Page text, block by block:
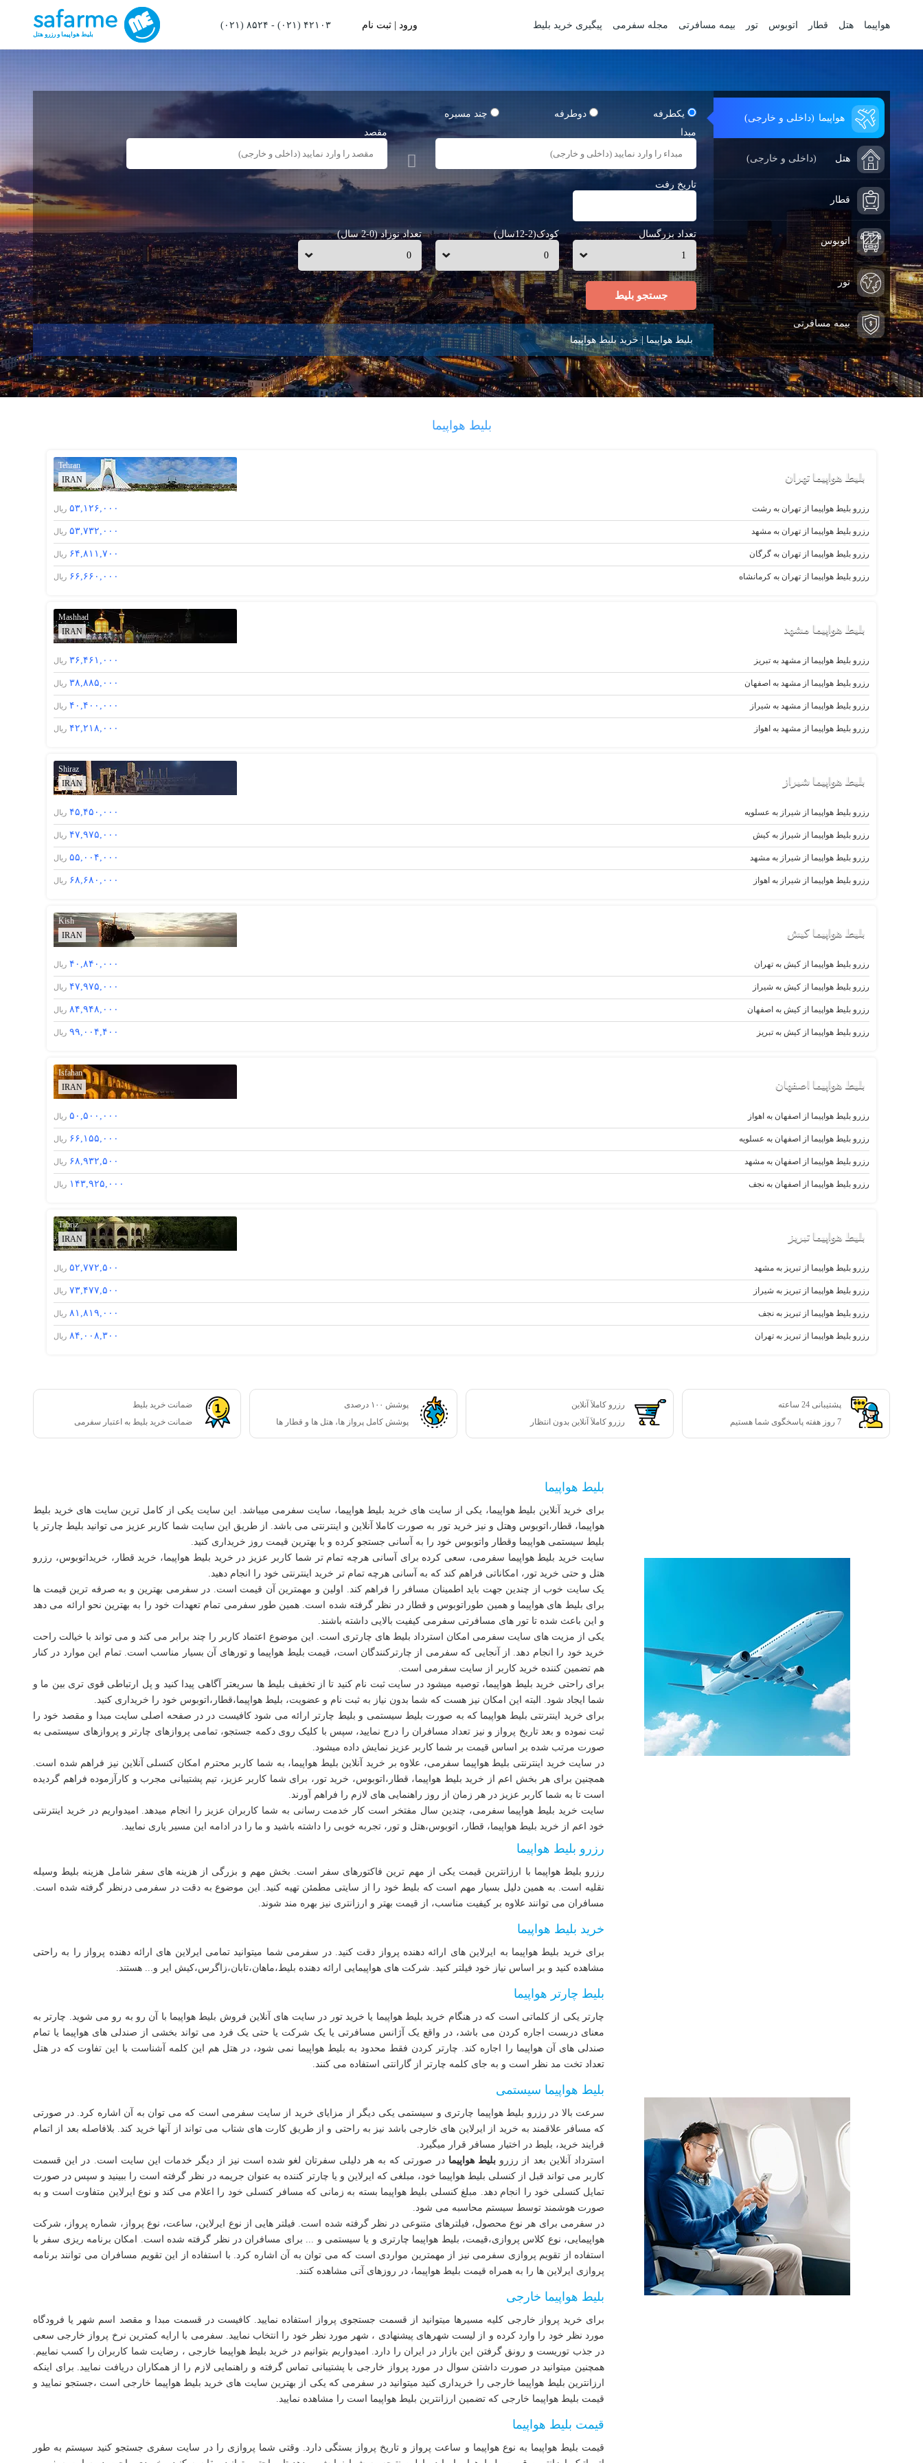
هواپیما هتل قطار اتوبوس تور بیمه مسافرتی مجله سفرمی پیگیری خرید بلیط ورود | ثبت نام (۰۲۱) ۴٢١٠٣ - (۰۲۱) ۸۵۲۴
بلیط هواپیما و رزرو هتل
هواپیما (داخلی و خارجی)
هتل (داخلی و خارجی)
قطار
اتوبوس
تور
بیمه مسافرتی
یکطرفه دوطرفه
چند مسیره
مبدا
مقصد
تاریخ رفت
تعداد بزرگسال کودک(2-12سال) تعداد نوزاد (0-2 سال)
جستجو بلیط
بلیط هواپیما | خرید بلیط هواپیما
بلیط هواپیما
بلیط‌ هواپیما تهران
Tehran
IRAN
رزرو بلیط هواپیما از تهران به رشت ۵۳,۱۲۶,۰۰۰ ریال
رزرو بلیط هواپیما از تهران به مشهد ۵۳,۷۳۲,۰۰۰ ریال
رزرو بلیط هواپیما از تهران به گرگان ۶۴,۸۱۱,۷۰۰ ریال
رزرو بلیط هواپیما از تهران به کرمانشاه ۶۶,۶۶۰,۰۰۰ ریال
بلیط‌ هواپیما مشهد
Mashhad
IRAN
رزرو بلیط هواپیما از مشهد به تبریز ۳۶,۴۶۱,۰۰۰ ریال
رزرو بلیط هواپیما از مشهد به اصفهان ۳۸,۸۸۵,۰۰۰ ریال
رزرو بلیط هواپیما از مشهد به شیراز ۴۰,۴۰۰,۰۰۰ ریال
رزرو بلیط هواپیما از مشهد به اهواز ۴۲,۲۱۸,۰۰۰ ریال
بلیط‌ هواپیما شیراز
Shiraz
IRAN
رزرو بلیط هواپیما از شیراز به عسلویه ۴۵,۴۵۰,۰۰۰ ریال
رزرو بلیط هواپیما از شیراز به کیش ۴۷,۹۷۵,۰۰۰ ریال
رزرو بلیط هواپیما از شیراز به مشهد ۵۵,۰۰۴,۰۰۰ ریال
رزرو بلیط هواپیما از شیراز به اهواز ۶۸,۶۸۰,۰۰۰ ریال
بلیط‌ هواپیما کیش
Kish
IRAN
رزرو بلیط هواپیما از کیش به تهران ۴۰,۸۴۰,۰۰۰ ریال
رزرو بلیط هواپیما از کیش به شیراز ۴۷,۹۷۵,۰۰۰ ریال
رزرو بلیط هواپیما از کیش به اصفهان ۸۴,۹۴۸,۰۰۰ ریال
رزرو بلیط هواپیما از کیش به تبریز ۹۹,۰۰۴,۴۰۰ ریال
بلیط‌ هواپیما اصفهان
Isfahan
IRAN
رزرو بلیط هواپیما از اصفهان به اهواز ۵۰,۵۰۰,۰۰۰ ریال
رزرو بلیط هواپیما از اصفهان به عسلویه ۶۶,۱۵۵,۰۰۰ ریال
رزرو بلیط هواپیما از اصفهان به مشهد ۶۸,۹۳۲,۵۰۰ ریال
رزرو بلیط هواپیما از اصفهان به نجف ۱۴۳,۹۲۵,۰۰۰ ریال
بلیط‌ هواپیما تبریز
Tabriz
IRAN
رزرو بلیط هواپیما از تبریز به مشهد ۵۲,۷۷۲,۵۰۰ ریال
رزرو بلیط هواپیما از تبریز به شیراز ۷۳,۴۷۷,۵۰۰ ریال
رزرو بلیط هواپیما از تبریز به نجف ۸۱,۸۱۹,۰۰۰ ریال
رزرو بلیط هواپیما از تبریز به تهران ۸۴,۰۰۸,۳۰۰ ریال
پشتیبانی 24 ساعته
7 روز هفته پاسخگوی شما هستیم
رزرو کاملاَ آنلاین
رزرو کاملاَ آنلاین بدون انتظار
پوشش ۱۰۰ درصدی
پوشش کامل پرواز ها، هتل ها و قطار ها
ضمانت خرید بلیط
ضمانت خرید بلیط به اعتبار سفرمی
بلیط هواپیما
برای خرید آنلاین بلیط ‌هواپیما، یکی از سایت های خرید بلیط‌ هواپیما، سایت سفرمی میباشد. این سایت یکی از کامل ترین سایت های خرید بلیط‌
هواپیما، قطار،اتوبوس وهتل و نیز خرید تور به صورت کاملا آنلاین و اینترنتی می باشد. از طریق این سایت شما کاربر عزیز می توانید بلیط چارتر یا
بلیط سیستمی هواپیما وقطار واتوبوس خود را به آسانی جستجو کرده و با بهترین قیمت روز خریداری کنید.
سایت خرید بلیط‌ هواپیما سفرمی، سعی کرده برای آسانی هرچه تمام تر شما کاربر عزیز در خرید بلیط ‌هواپیما، خرید قطار، خریداتوبوس، رزرو
هتل و حتی خرید تور، امکاناتی فراهم کند که به آسانی هرچه تمام تر خرید اینترنتی خود را انجام دهید.
یک سایت خوب از چندین جهت باید اطمینان مسافر را فراهم کند. اولین و مهمترین آن قیمت است. در سفرمی بهترین و به صرفه ترین قیمت ها
برای بلیط های هواپیما و همین طوراتوبوس و قطار در نظر گرفته شده است. همین طور سفرمی تمام تعهدات خود را به بهترین نحو ارائه می دهد
و این باعث شده تا تور های مسافرتی سفرمی کیفیت بالایی داشته باشند.
یکی از مزیت های سایت سفرمی امکان استرداد بلیط های چارتری است. این موضوع اعتماد کاربر را چند برابر می کند و می تواند با خیالت راحت
خرید خود را انجام دهد. از آنجایی که سفرمی از چارترکنندگان است، قیمت بلیط هواپیما و تورهای آن بسیار مناسب است. تمام این موارد در کنار
هم تضمین کننده خرید کاربر از سایت سفرمی است.
برای راحتی خرید بلیط ‌هواپیما، توصیه میشود در سایت ثبت نام کنید تا از تخفیف بلیط ها سریعتر آگاهی پیدا کنید و پل ارتباطی قوی تری بین ما و
شما ایجاد شود. البته این امکان نیز هست که شما بدون نیاز به ثبت نام و عضویت، بلیط هواپیما،قطار،اتوبوس خود را خریداری کنید.
برای خرید اینترنتی بلیط هواپیما که به صورت بلیط سیستمی و بلیط چارتر ارائه می شود کافیست در در صفحه اصلی سایت مبدا و مقصد خود را
ثبت نموده و بعد تاریخ پرواز و نیز تعداد مسافران را درج نمایید، سپس با کلیک روی دکمه جستجو، تمامی پروازهای چارتر و پروازهای سیستمی به
صورت مرتب شده بر اساس قیمت بر شما کاربر عزیز نمایش داده میشود.
در سایت خرید اینترنتی بلیط هواپیما سفرمی، علاوه بر خرید آنلاین بلیط هواپیما، به شما کاربر محترم امکان کنسلی آنلاین نیز فراهم شده است.
همچنین برای هر بخش اعم از خرید بلیط هواپیما، قطار،اتوبوس، خرید تور، برای شما کاربر عزیز، تیم پشتیبانی مجرب و کارآزموده فراهم گردیده
است تا به شما کاربر عزیز در هر زمان از روز راهنمایی های لازم را فراهم آورند.
سایت خرید بلیط هواپیما سفرمی، چندین سال مفتخر است کار خدمت رسانی به شما کاربران عزیز را انجام میدهد. امیدواریم در خرید اینترنتی
خود اعم از خرید بلیط هواپیما، قطار، اتوبوس،هتل و تور، تجربه خوبی را داشته باشید و ما را در ادامه این مسیر یاری نمایید.
رزرو بلیط هواپیما
رزرو بلیط هواپیما با ارزانترین قیمت یکی از مهم ترین فاکتورهای سفر است. بخش مهم و بزرگی از هزینه های سفر شامل هزینه بلیط وسیله
نقلیه است. به همین دلیل بسیار مهم است که بلیط خود را از سایتی مطمئن تهیه کنید. این موضوع به دقت در سفرمی درنظر گرفته شده است.
مسافران می توانند علاوه بر کیفیت مناسب، از قیمت بهتر و ارزانتری نیز بهره مند شوند.
خرید بلیط هواپیما
برای خرید بلیط هواپیما به ایرلاین های ارائه دهنده پرواز دقت کنید. در سفرمی شما میتوانید تمامی ایرلاین های ارائه دهنده پرواز را به راحتی
مشاهده کنید و بر اساس نیاز خود فیلتر کنید. شرکت های هواپیمایی ارائه دهنده بلیط،ماهان،تابان،زاگرس،کیش ایر و... هستند.
بلیط چارتر هواپیما
چارتر یکی از کلماتی است که در هنگام خرید بلیط هواپیما یا خرید تور در سایت های آنلاین فروش بلیط هواپیما با آن رو به رو می شوید. چارتر به
معنای دربست اجاره کردن می باشد، در واقع یک آژانس مسافرتی یا یک شرکت یا حتی یک فرد می تواند بخشی از صندلی های هواپیما یا تمام
صندلی های آن هواپیما را اجاره کند. چارتر کردن فقط محدود به بلیط هواپیما نمی شود، در هتل هم این کلمه آشناست با این تفاوت که در هتل
تعداد تخت مد نظر است و به جای کلمه چارتر از گارانتی استفاده می کنند.
بلیط هواپیما سیستمی
سرعت بالا در رزرو بلیط هواپیما چارتری و سیستمی یکی دیگر از مزایای خرید از سایت سفرمی است که می توان به آن اشاره کرد. در صورتی
که مسافر علاقمند به خرید از ایرلاین های خارجی باشد نیز به راحتی و از طریق کارت های شتاب می تواند از آنها خرید کند. بلافاصله بعد از اتمام
فرایند خرید، بلیط در اختیار مسافر قرار میگیرد.
استرداد آنلاین بعد از رزرو بلیط هواپیما در صورتی که به هر دلیلی سفرتان لغو شده است نیز از دیگر خدمات این سایت است. در این قسمت
کاربر می تواند قبل از کنسلی بلیط هواپیما خود، مبلغی که ایرلاین و یا چارتر کننده به عنوان جریمه در نظر گرفته است را ببینید و سپس در صورت
تمایل کنسلی خود را انجام دهد. مبلغ کنسلی بلیط هواپیما بسته به زمانی که مسافر کنسلی خود را اعلام می کند و نوع ایرلاین متفاوت است و به
صورت هوشمند توسط سیستم محاسبه می شود.
در سفرمی برای هر نوع محصول، فیلترهای متنوعی در نظر گرفته شده است. فیلتر هایی از نوع ایرلاین، ساعت، نوع پرواز، شماره پرواز، شرکت
هواپیمایی، نوع کلاس پروازی،قیمت، بلیط هواپیما چارتری و یا سیستمی و ... برای مسافران در نظر گرفته شده است. امکان برنامه ریزی سفر با
استفاده از تقویم پروازی سفرمی نیز از مهمترین مواردی است که می توان به آن اشاره کرد. با استفاده از این تقویم مسافران می توانند برنامه
پروازی ایرلاین ها را به همراه قیمت بلیط هواپیما، در روزهای آتی مشاهده کنند.
بلیط‌ هواپیما خارجی
برای خرید پرواز خارجی کلیه مسیرها میتوانید از قسمت جستجوی پرواز استفاده نمایید. کافیست در قسمت مبدا و مقصد اسم شهر یا فرودگاه
مورد نظر خود را وارد کرده و از لیست شهرهای پیشنهادی ، شهر مورد نظر خود را انتخاب نمایید. سفرمی با ارایه کمترین نرخ پرواز خارجی سعی
در جذب توریست و رونق گرفتن این بازار در ایران را دارد. امیدواریم بتوانیم در خرید بلیط هواپیما خارجی ، رضایت شما کاربران را کسب نماییم.
همچنین میتوانید در صورت داشتن سوال در مورد پرواز خارجی با پشتیبانی تماس گرفته و راهنمایی لازم را از همکاران دریافت نمایید. برای اینکه
ارزانترین بلیط هواپیما خارجی را خریداری کنید میتوانید در سفرمی که یکی از بهترین سایت های خرید بلیط هواپیما خارجی است ،جستجو نمایید و
قیمت بلیط هواپیما خارجی که تضمین ارزانترین بلیط هواپیما است را مشاهده نمایید.
قیمت بلیط هواپیما
قیمت بلیط هواپیما به نوع هواپیما و ساعت پرواز و تاریخ پرواز بستگی دارد. وقتی شما پروازی را در سایت سفری جستجو کنید سیستم به طور